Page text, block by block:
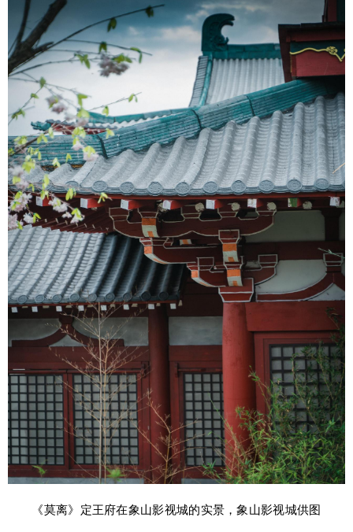
《莫离》定王府在象山影视城的实景，象山影视城供图